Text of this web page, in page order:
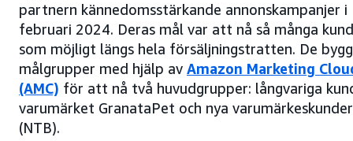
partnern kännedomsstärkande annonskampanjer i
februari 2024. Deras mål var att nå så många
som möjligt längs hela försäljningstratten. De
målgrupper med hjälp av Amazon Marketing
(AMC) för att nå två huvudgrupper: långvariga
varumärket GranataPet och nya varumärkeskunder
(NTB).